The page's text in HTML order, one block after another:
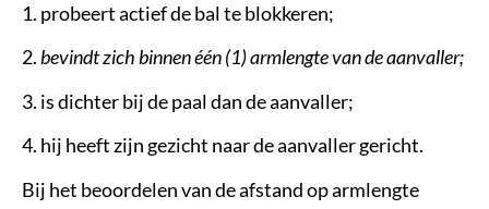
1. probeert actief de bal te blokkeren;
2.bevindt zich binnen één (1) armlengte van de aanvaller;
3. is dichter bij de paal dan de aanvaller;
4. hij heeft zijn gezicht naar de aanvaller gericht.
Bij het beoordelen van de afstand op armlengte